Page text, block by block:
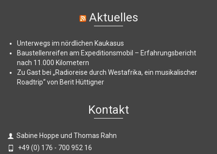
Aktuelles
Unterwegs im nördlichen Kaukasus
Baustellenreifen am Expeditionsmobil – Erfahrungsbericht
nach 11.000 Kilometern
Zu Gast bei „Radioreise durch Westafrika, ein musikalischer
Roadtrip“ von Berit Hüttigner
Kontakt
Sabine Hoppe und Thomas Rahn
+49 (0) 176 - 700 952 16